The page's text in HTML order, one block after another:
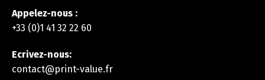
Appelez-nous :
+33 (0)1 41 32 22 60
Ecrivez-nous:
contact@print-value.fr